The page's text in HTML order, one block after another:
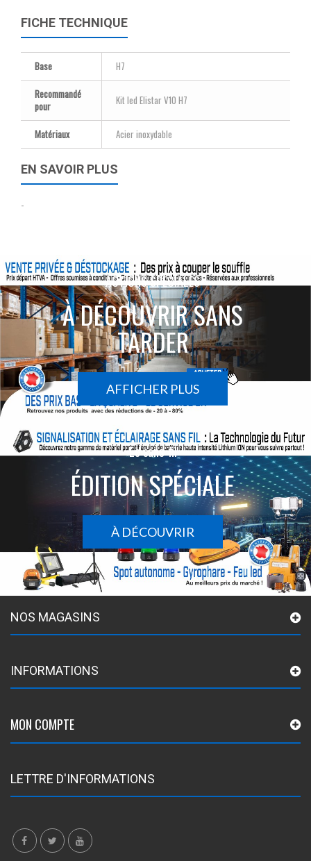
FICHE TECHNIQUE
Base
H7
Recommandé
pour
Kit led Elistar V10 H7
Matériaux Acier inoxydable
EN SAVOIR PLUS
-
ACTIONS SPÉCIALES
À DÉCOUVRIR SANS
TARDER
AFFICHER PLUS
Le sans-fil
ÉDITION SPÉCIALE
À DÉCOUVRIR
NOS MAGASINS
INFORMATIONS
MON COMPTE
LETTRE D'INFORMATIONS